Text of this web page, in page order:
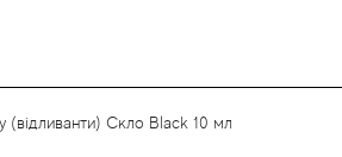
(відливанти) Скло Black 10 мл